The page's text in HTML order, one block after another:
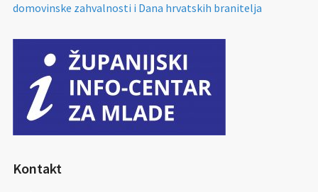
domovinske zahvalnosti i Dana hrvatskih branitelja
Kontakt